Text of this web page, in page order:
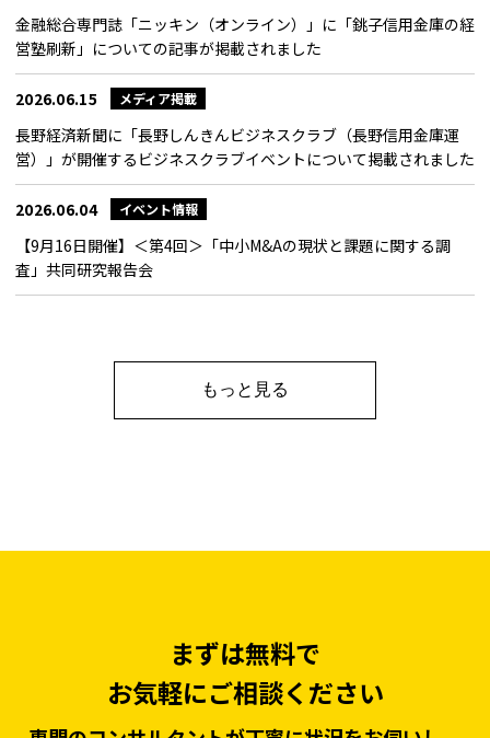
金融総合専門誌「ニッキン（オンライン）」に「銚子信用金庫の経
営塾刷新」についての記事が掲載されました
2026.06.15 メディア掲載
長野経済新聞に「長野しんきんビジネスクラブ（長野信用金庫運
営）」が開催するビジネスクラブイベントについて掲載されました
2026.06.04 イベント情報
【9月16日開催】＜第4回＞「中小M&Aの現状と課題に関する調
査」共同研究報告会
もっと見る
まずは無料で
お気軽にご相談ください